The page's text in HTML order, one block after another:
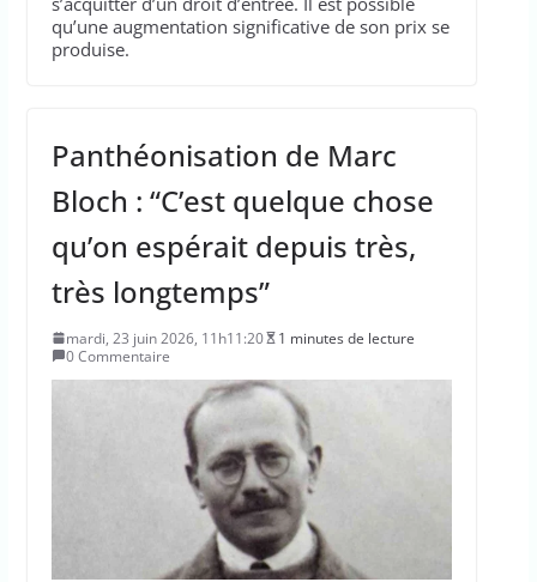
qu’une augmentation significative de son prix se
produise.
Panthéonisation de Marc
Bloch : “C’est quelque chose
qu’on espérait depuis très,
très longtemps”
mardi, 23 juin 2026, 11h11:20
1 minutes de lecture
0 Commentaire